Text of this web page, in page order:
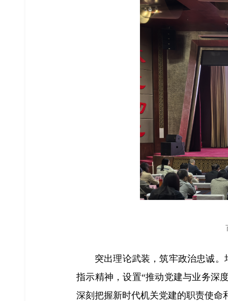
突出理论武装，筑牢政治忠诚
指示精神，设置“推动党建与业务深
深刻把握新时代机关党建的职责使